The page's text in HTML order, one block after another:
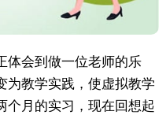
会到做一位老师的乐
为教学实践，使虚拟教学
个月的实习，现在回想起